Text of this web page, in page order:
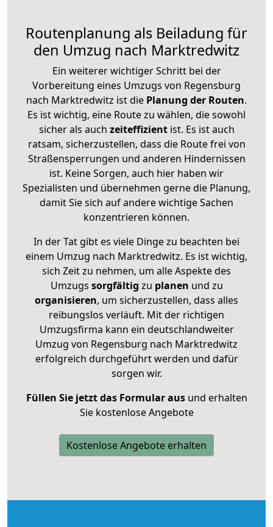
Routenplanung als Beiladung für
den Umzug nach Marktredwitz
Ein weiterer wichtiger Schritt bei der
Vorbereitung eines Umzugs von Regensburg
nach Marktredwitz ist die Planung der Routen.
Es ist wichtig, eine Route zu wählen, die sowohl
sicher als auch zeiteffizientist. Es ist auch
ratsam, sicherzustellen, dass die Route frei von
Straßensperrungen und anderen Hindernissen
ist. Keine Sorgen, auch hier haben wir
Spezialisten und übernehmen gerne die Planung,
damit Sie sich auf andere wichtige Sachen
konzentrieren können.
In der Tat gibt es viele Dinge zu beachten bei
einem Umzug nach Marktredwitz. Es ist wichtig,
sich Zeit zu nehmen, um alle Aspekte des
Umzugs sorgfältig zu planen und zu
organisieren, um sicherzustellen, dass alles
reibungslos verläuft. Mit der richtigen
Umzugsfirma kann ein deutschlandweiter
Umzug von Regensburg nach Marktredwitz
erfolgreich durchgeführt werden und dafür
sorgen wir.
Füllen Sie jetzt das Formular ausund erhalten
Sie kostenlose Angebote
Kostenlose Angebote erhalten